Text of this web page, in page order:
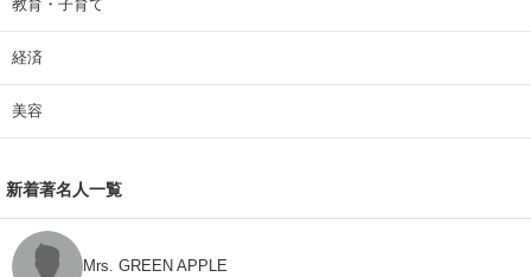
教育・子育て
経済
美容
新着著名人一覧
Mrs. GREEN APPLE